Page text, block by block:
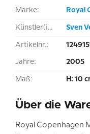
Marke: Royal
Künstler(in): Sven
Artikelnr.:
Jahre: 2005
Maß: H: 10
Über die
Royal Copenhagen